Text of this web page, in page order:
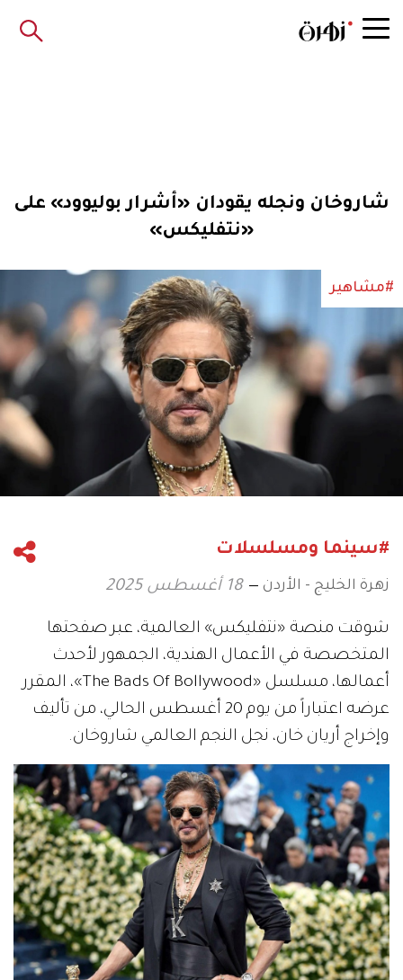
شاروخان ونجله يقودان «أشرار بوليوود» على
«نتفليكس»
#مشاهير
#سينما ومسلسلات
زهرة الخليج - الأردن 18 أغسطس 2025
شوقت منصة «نتفليكس» العالمية، عبر صفحتها
المتخصصة في الأعمال الهندية، الجمهور لأحدث
أعمالها، مسلسل «The Bads Of Bollywood»، المقرر
عرضه اعتباراً من يوم 20 أغسطس الحالي، من تأليف
وإخراج أريان خان، نجل النجم العالمي شاروخان.